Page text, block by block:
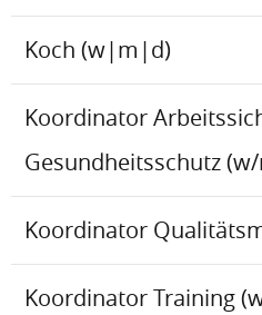
Koch (w|m|d)
Koordinator
Gesundheitsschutz
Koordinator
Koordinator Training